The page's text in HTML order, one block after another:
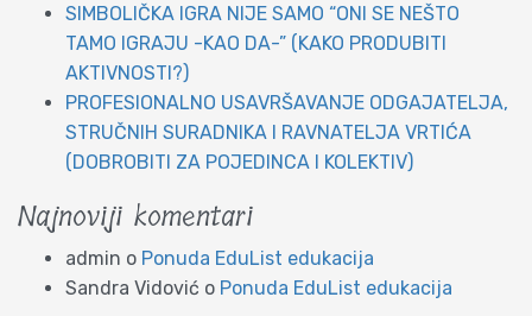
SIMBOLIČKA IGRA NIJE SAMO “ONI SE NEŠTO
TAMO IGRAJU -KAO DA-” (KAKO PRODUBITI
AKTIVNOSTI?)
PROFESIONALNO USAVRŠAVANJE ODGAJATELJA,
STRUČNIH SURADNIKA I RAVNATELJA VRTIĆA
(DOBROBITI ZA POJEDINCA I KOLEKTIV)
Najnoviji komentari
admin o Ponuda EduList edukacija
Sandra Vidović o Ponuda EduList edukacija